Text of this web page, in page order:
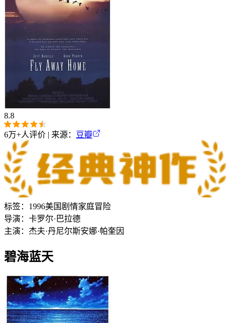
8.8
6万+人评价 | 来源： 豆瓣
标签： 1996美国 剧情家庭冒险
导演： 卡罗尔·巴拉德
主演： 杰夫·丹尼尔斯安娜·帕奎因
碧海蓝天